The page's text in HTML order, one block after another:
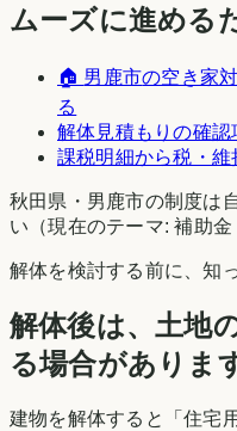
ムーズに進める
🏠 男鹿市の空き家
る
解体見積もりの確認
課税明細から税・維
秋田県 ・ 男鹿市の制度は
い（現在のテーマ:補助金
解体を検討する前に、知
解体後は、土地
る場合がありま
建物を解体すると「住宅